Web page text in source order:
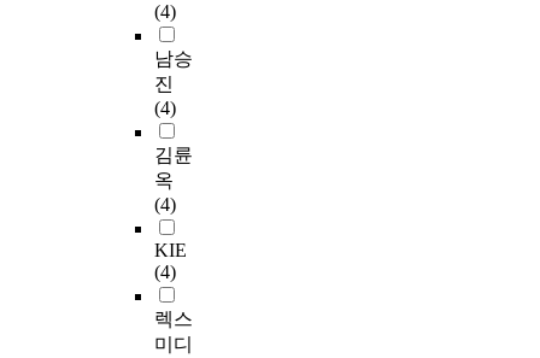
(4)
남승
진
(4)
김륜
옥
(4)
KIE
(4)
렉스
미디